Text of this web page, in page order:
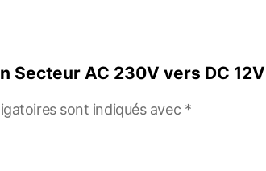
AC 230V vers DC 12V
sont indiqués avec *